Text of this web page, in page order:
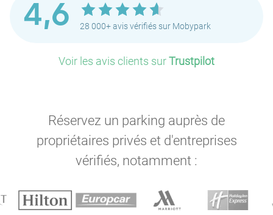
4,6 28 000+ avis vérifiés sur Mobypark
Voir les avis clients surTrustpilot
Réservez un parking auprès de
propriétaires privés et d'entreprises
vérifiés, notamment :